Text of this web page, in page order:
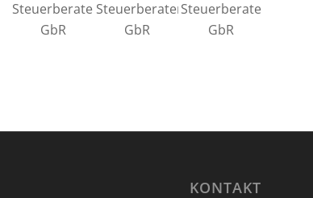
KONTAKT